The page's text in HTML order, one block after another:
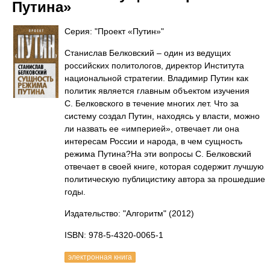
Путина»
Серия: "Проект «Путин»"
Станислав Белковский – один из ведущих
российских политологов, директор Института
национальной стратегии. Владимир Путин как
политик является главным объектом изучения
С. Белковского в течение многих лет. Что за
систему создал Путин, находясь у власти, можно
ли назвать ее «империей», отвечает ли она
интересам России и народа, в чем сущность
режима Путина?На эти вопросы С. Белковский
отвечает в своей книге, которая содержит лучшую
политическую публицистику автора за прошедшие
годы.
Издательство: "Алгоритм" (2012)
ISBN: 978-5-4320-0065-1
электронная книга